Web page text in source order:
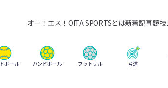
オー！エス！OITA SPORTSとは新着記事競技
ボール ハンドボール フットサル 弓道